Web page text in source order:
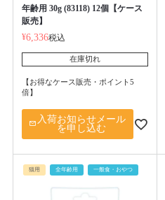
年齢用 30g (83118) 12個【ケース
販売】
¥6,336税込
在庫切れ
【お得なケース販売・ポイント5
倍】
入荷お知らせメール
を申し込む
猫用 全年齢用 一般食・おやつ